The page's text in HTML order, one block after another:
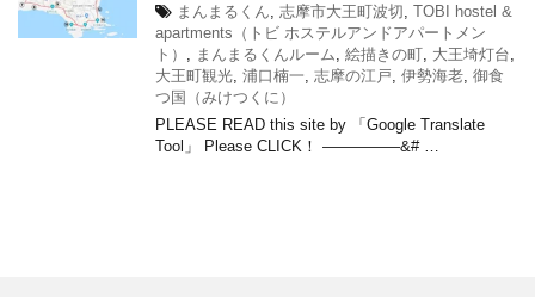
まんまるくん 志摩市大王町波切 TOBI hostel &
apartments（トビ ホステルアンドアパートメン
ト）
まんまるくんルーム 絵描きの町 大王埼灯台
大王町観光 浦口楠一 志摩の江戸 伊勢海老 御食
つ国（みけつくに）
PLEASE READ this site by 「Google Translate
Tool」 Please CLICK！ —————&# …